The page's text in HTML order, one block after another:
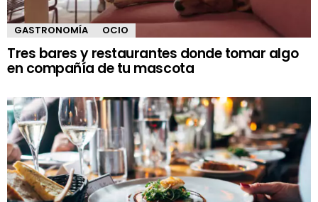
GASTRONOMÍA OCIO
Tres bares y restaurantes donde tomar algo
en compañía de tu mascota